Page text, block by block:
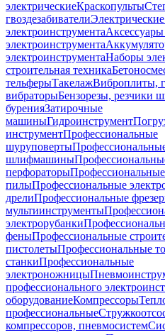
электрическиеКраскопульты
гвоздезабиватели
электроинструмента
электроинструмента
электроинструментаНаборы
строительная техника
тельферыТакелажВиброплиты,
вибраторыБензорезы, резчики
буренияЗатирочные
машиныГидроинструмент
инструментПрофессиональные
шуруповерты
шлифмашины
перфораторы
пилыПрофессиональные
дрелиПрофессиональные
мультиинструменты
электрорубанки
феныПрофессиональные
пистолетыПрофессиональные
станкиПрофессиональные
электроножницы
профессионального
оборудованиеКомпрессоры
профессиональные
компрессоров, пневмосистем